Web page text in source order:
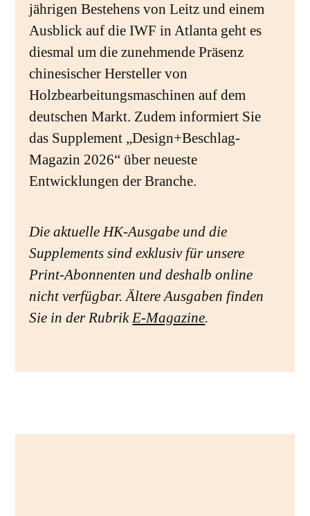
jährigen Bestehens von Leitz und einem
Ausblick auf die IWF in Atlanta geht es
diesmal um die zunehmende Präsenz
chinesischer Hersteller von
Holzbearbeitungsmaschinen auf dem
deutschen Markt. Zudem informiert Sie
das Supplement „Design+Beschlag-
Magazin 2026“ über neueste
Entwicklungen der Branche.
Die aktuelle HK-Ausgabe und die
Supplements sind exklusiv für unsere
Print-Abonnenten und deshalb online
nicht verfügbar. Ältere Ausgaben finden
Sie in der RubrikE-Magazine.